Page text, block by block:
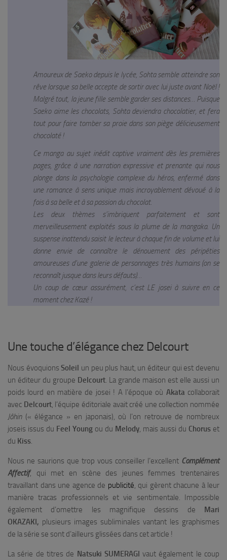
Amoureux de Saeko depuis le lycée, Sohta semble atteindre son
rêve lorsque sa belle accepte de sortir avec lui juste avant Noël !
Malgré tout, la jeune fille semble garder ses distances… Puisque
Saeko aime les chocolats, Sohta deviendra chocolatier, et fera
tout pour faire tomber sa proie dans son piège délicieusement
chocolaté !
Ce manga au sujet inédit captive vraiment dès les premières
pages, grâce à une narration expressive et prenante qui nous
plonge dans la psychologie complexe du héros, enfermé dans
une romance à sens unique mais incroyablement dévoué à la
fois à sa belle et à sa passion du chocolat.
Les deux thèmes s’imbriquent parfaitement et sont
merveilleusement exploités sous la plume de la mangaka. Un
suspense inattendu saisit le lecteur à chaque fin de volume et lui
donne envie de connaître le dénouement des péripéties
amoureuses d’une galerie de personnages très humains (on se
reconnaît jusque dans leurs défauts)…
Un coup de cœur assurément, c’est LE josei à suivre en ce
moment chez Kazé !
Une touche d’élégance chez Delcourt
Nous évoquionsSoleil un peu plus haut, un éditeur qui est devenu
un éditeur du groupe Delcourt. La grande maison est elle aussi un
poids lourd en matière de josei ! A l’époque où Akata collaborait
avec Delcourt, l’équipe éditoriale avait créé une collection nommée
Jôhin(« élégance » en japonais), où l’on retrouve de nombreux
joseis issus du Feel Young ou du Melody, mais aussi du Chorus et
du Kiss.
Nous ne saurions que trop vous conseiller l’excellent Complément
Affectif, qui met en scène des jeunes femmes trentenaires
travaillant dans une agence de publicité, qui gèrent chacune à leur
manière tracas professionnels et vie sentimentale. Impossible
également d’omettre les magnifique dessins de Mari
OKAZAKI, plusieurs images subliminales vantant les graphismes
de la série se sont d’ailleurs glissées dans cet article !
La série de titres de Natsuki SUMERAGI vaut également le coup